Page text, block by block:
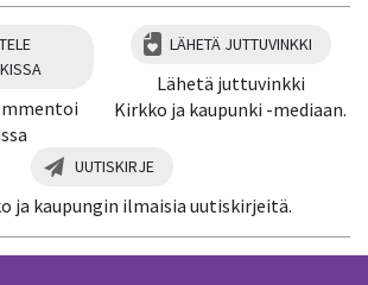
LÄHETÄ JUTTUVINKKI
Lähetä juttuvinkki
Kirkko ja kaupunki -mediaan.
UUTISKIRJE
ja kaupungin ilmaisia uutiskirjeitä.